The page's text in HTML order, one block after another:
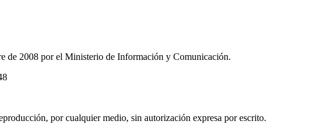
de 2008 por el Ministerio de Información y Comunicación.
por cualquier medio, sin autorización expresa por escrito.